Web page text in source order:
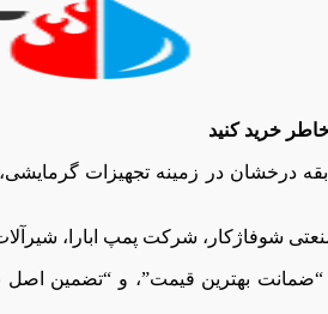
خاطر خرید کنید
درخشان در زمینه تجهیزات
شوفاژکار، شرکت پمپ ابارا،
بهترین قیمت”، و “تضمین اصل